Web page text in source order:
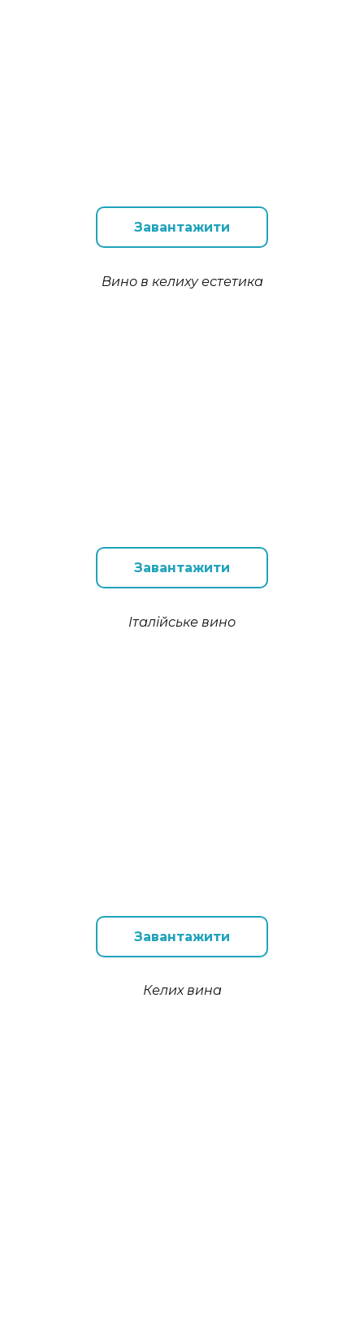
Завантажити
Вино в келиху естетика
Завантажити
Італійське вино
Завантажити
Келих вина